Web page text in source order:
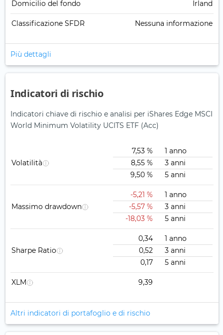
Domicilio del fondo Irland
Classificazione SFDR Nessuna informazione
Più dettagli
Indicatori di rischio
Indicatori chiave di rischio e analisi per iShares Edge MSCI
World Minimum Volatility UCITS ETF (Acc)
Volatilità
7,53 %
1 anno
8,55 %
3 anni
9,50 %
5 anni
Massimo drawdown
-5,21 %
1 anno
-5,57 %
3 anni
-18,03 %
5 anni
Sharpe Ratio
0,34
1 anno
0,52
3 anni
0,17
5 anni
XLM 9,39
Altri indicatori di portafoglio e di rischio